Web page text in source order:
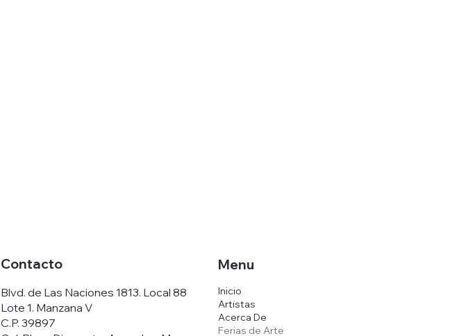
Contacto
Blvd. de Las Naciones 1813. Local 88
Lote 1. Manzana V
C.P. 39897
Menu
Inicio
Artistas
Acerca De
Ferias de Arte